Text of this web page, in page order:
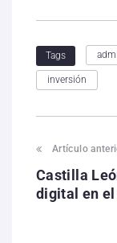
Tags
inversión
Artículo
Castilla
digital en el